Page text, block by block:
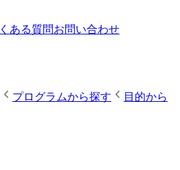
ある質問お問い合わせ
プログラムから探す
目的から